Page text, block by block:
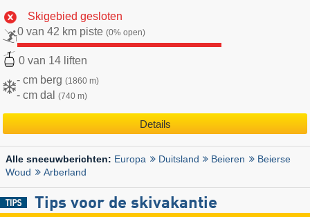
Skigebied gesloten
0 van 42 km piste (0% open)
0 van 14 liften
- cm berg (1860 m)
- cm dal (740 m)
Details
Alle sneeuwberichten: Europa Duitsland Beieren
Beierse
Woud
Arberland
Tips voor de skivakantie